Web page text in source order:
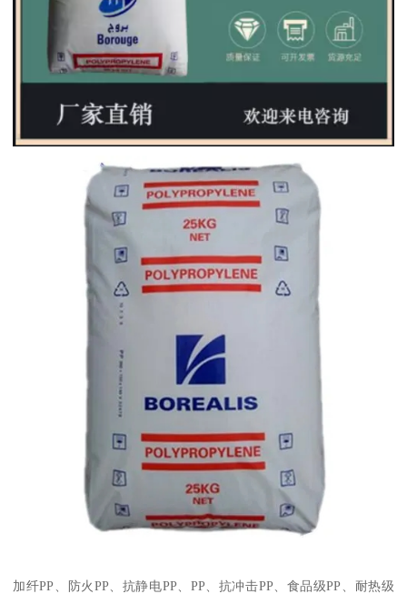
加纤PP 、防火 PP 、抗静电PP PP 、抗冲击PP 、食品级PP 、耐热级